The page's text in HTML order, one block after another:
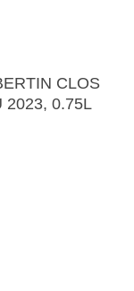
CLOS
2023, 0.75L